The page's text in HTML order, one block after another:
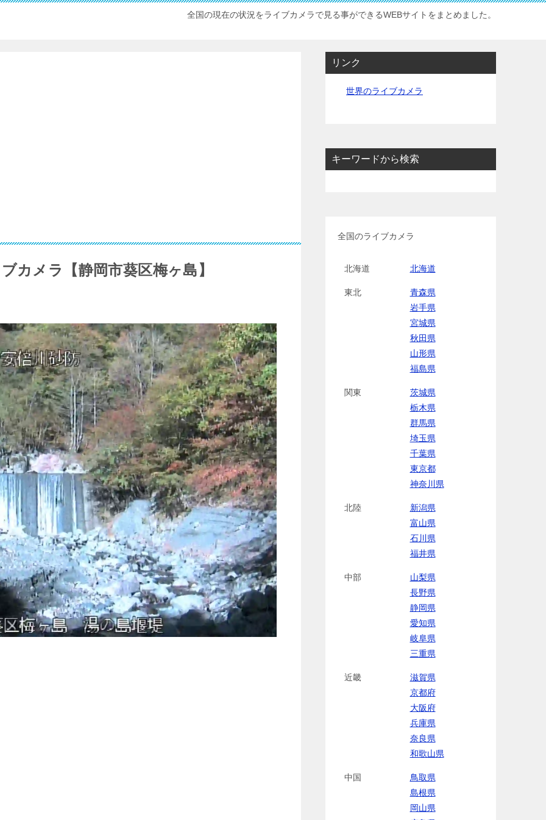
全国の現在の状況をライブカメラで見る事ができるWEBサイトをまとめました。
カメラ【静岡市葵区梅ヶ島】
リンク
世界のライブカメラ
キーワードから検索
全国のライブカメラ
北海道 北海道
東北
青森県
岩手県
宮城県
秋田県
山形県
福島県
関東
茨城県
栃木県
群馬県
埼玉県
千葉県
東京都
神奈川県
北陸
新潟県
富山県
石川県
福井県
中部
山梨県
長野県
静岡県
愛知県
岐阜県
三重県
近畿
滋賀県
京都府
大阪府
兵庫県
奈良県
和歌山県
中国
鳥取県
島根県
岡山県